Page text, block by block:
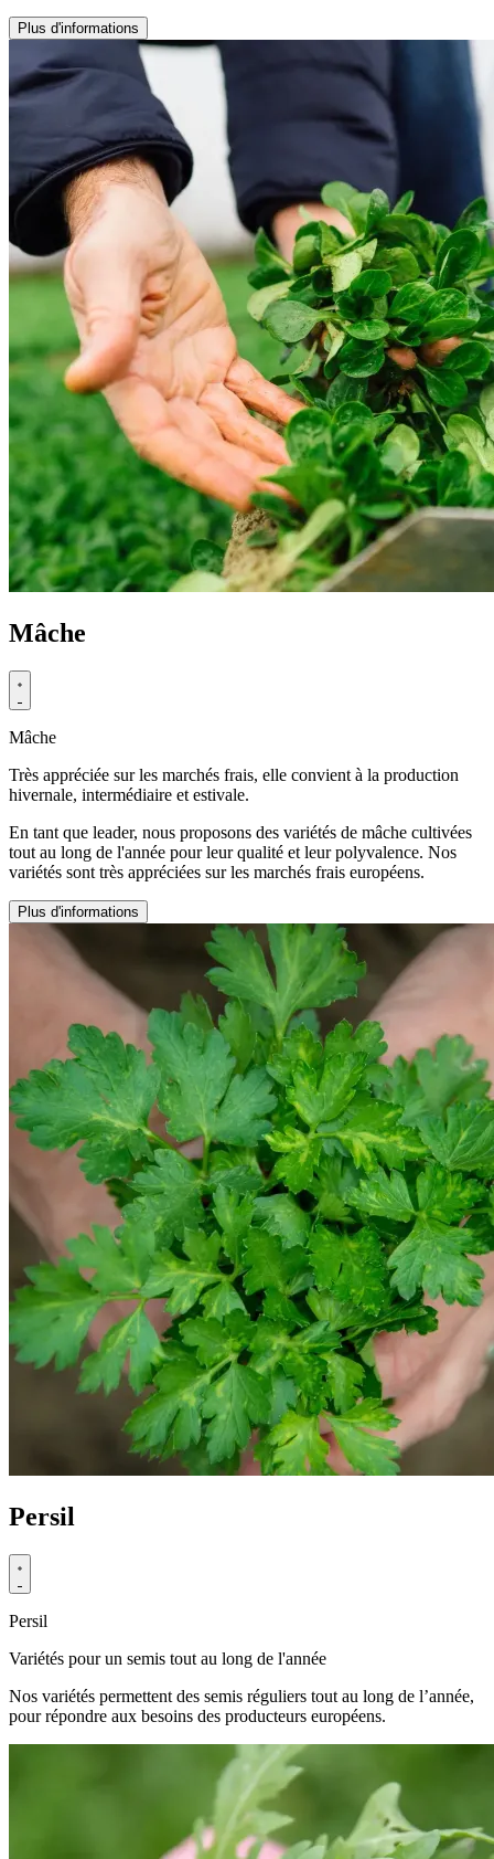
Plus d'informations
Mâche
Mâche
Très appréciée sur les marchés frais, elle convient à la production
hivernale, intermédiaire et estivale.
En tant que leader, nous proposons des variétés de mâche cultivées
tout au long de l'année pour leur qualité et leur polyvalence. Nos
variétés sont très appréciées sur les marchés frais européens.
Plus d'informations
Persil
Persil
Variétés pour un semis tout au long de l'année
Nos variétés permettent des semis réguliers tout au long de l’année,
pour répondre aux besoins des producteurs européens.